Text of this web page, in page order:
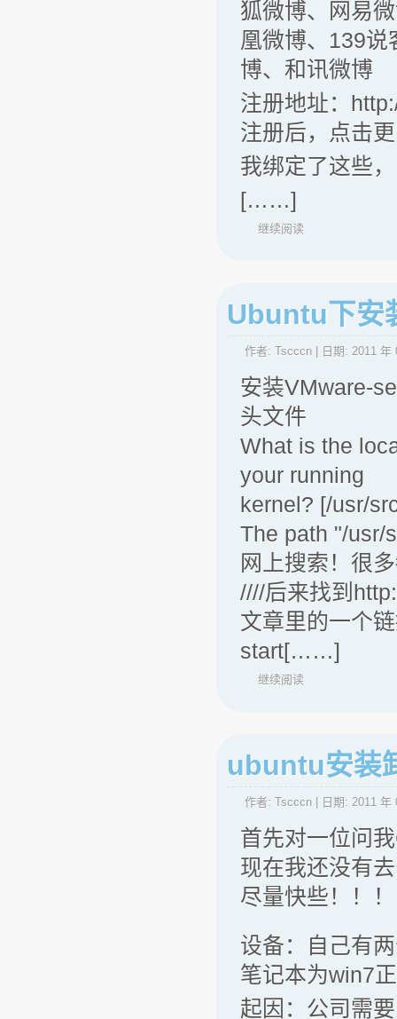
狐微博、网易
凰微博、139
博、和讯微博
注册地址：
注册后，点击
我绑定了这些
[……]
继续阅读
Ubuntu下安
作者: Tscccn | 日期: 2011 年
安装VMware-
头文件
What is the
your running
kernel? [/usr/
The path "/usr/
网上搜索！很
////后来找到
文章里的一个
start[……]
继续阅读
ubuntu安装
作者: Tscccn | 日期: 2011 年
首先对一位问
现在我还没有
尽量快些！！！
设备：自己有
笔记本为win7
起因：公司需